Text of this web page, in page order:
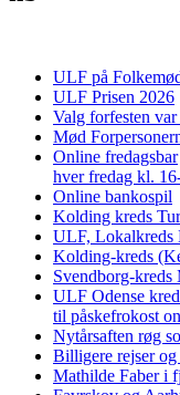
ULF på
ULF Prisen 2026
Valg forfesten
Mød
Online fredagsbar
hver fredag kl.
Online bankospil
Kolding kreds
ULF, Lokalkreds
Kolding-kreds
Svendborg-
ULF Odense
til påskefrokost
Nytårsaften røg
Billigere rejser
Mathilde Faber i